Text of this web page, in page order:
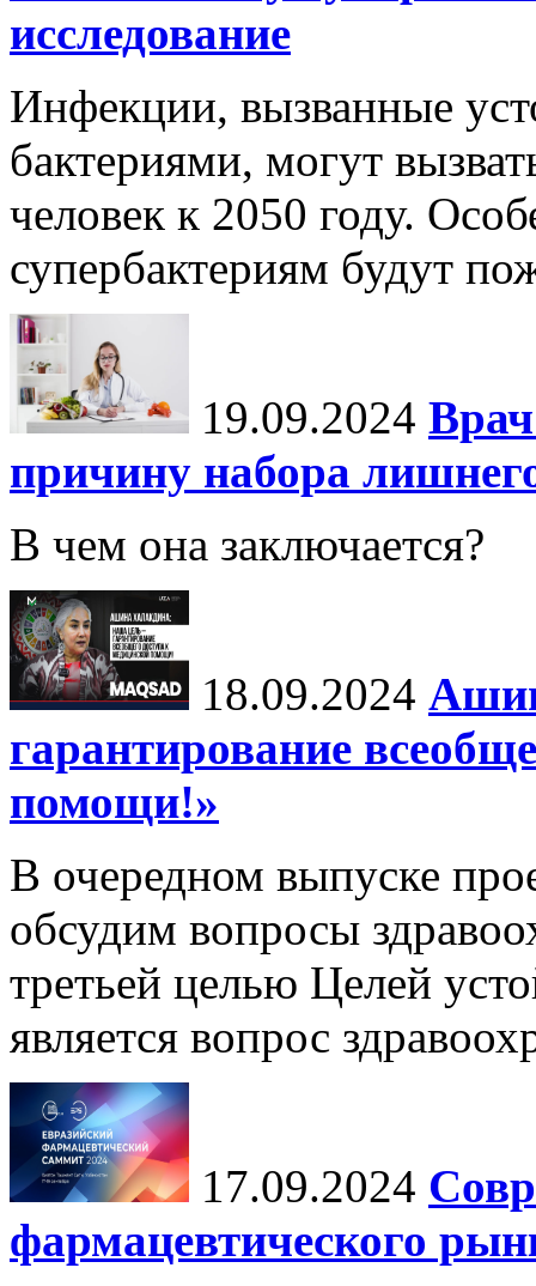
исследование
Инфекции, вызванные
бактериями, могут
человек к 2050 году.
супербактериям будут
19.09.2024
причину набора
В чем она заключается?
18.09.2024
гарантирование
помощи!»
В очередном выпуске
обсудим вопросы
третьей целью Целей
является вопрос
17.09.2024
фармацевтического